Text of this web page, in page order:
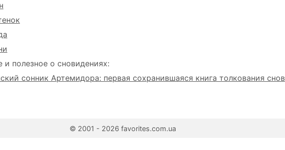
и полезное о сновидениях:
сонник Артемидора: первая сохранившаяся книга толкования снов
© 2001 - 2026 favorites.com.ua